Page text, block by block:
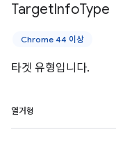
TargetInfoType
Chrome 44 이상
타겟 유형입니다.
열거형